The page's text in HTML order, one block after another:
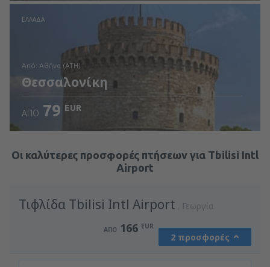
Ελέγξτε τις λεπτομέρειες
ΕΛΛΆΔΑ
από: Αθήνα (ATH)
Θεσσαλονίκη
Ελέγξτε τις λεπτομέρειες
ΑΠΌ 79 EUR
Οι καλύτερες προσφορές πτήσεων για Tbilisi Intl
Airport
Τιφλίδα Tbilisi Intl Airport Γεωργία
ΑΠΌ 166 EUR
2 προσφορές